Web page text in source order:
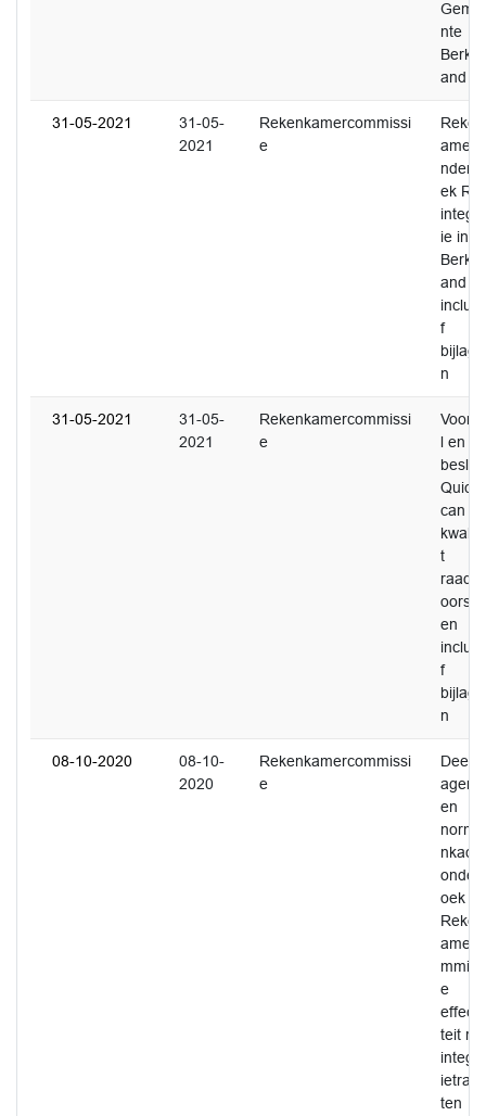
nte
Berkell
and
31-05-2021
31-05-
2021
Rekenkamercommissi
e
amero
ek Re-
ie in
Berkell
and
f
bijlage
n
31-05-2021
31-05-
2021
Rekenkamercommissi
e
l en
besluit
Quicks
can
t
raadsv
en
f
bijlage
n
08-10-2020
08-10-
2020
Rekenkamercommissi
e
Deelvr
agen
en
norme
oek
e
teit re-
ten